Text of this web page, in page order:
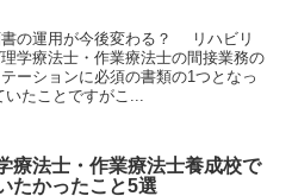
の運用が今後変わる？ リハビリ
学療法士・作業療法士の間接業務の
ーションに必須の書類の1つとなっ
たことですがこ...
療法士・作業療法士養成校で
たかったこと5選